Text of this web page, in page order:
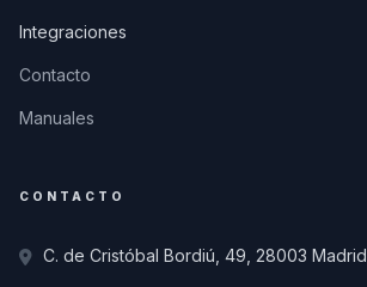
Integraciones
Contacto
Manuales
CONTACTO
C. de Cristóbal Bordiú, 49, 28003 Madrid